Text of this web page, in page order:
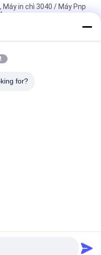
in chì 3040 / Máy Pnp
SMT nhỏ dây chuyền
động hiệu suất cao cho
for?